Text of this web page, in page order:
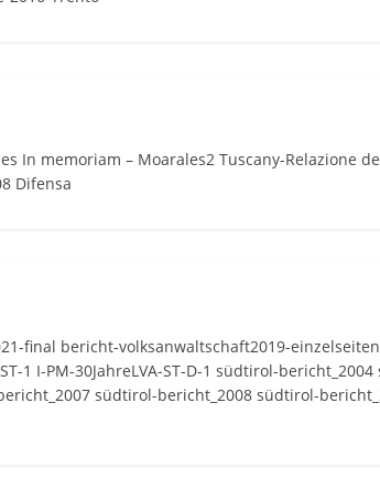
In memoriam – Moarales2 Tuscany-Relazione
Difensa
final bericht-volksanwaltschaft2019-
1 I-PM-30JahreLVA-ST-D-1 südtirol-
südtirol-bericht_2008 südtirol-